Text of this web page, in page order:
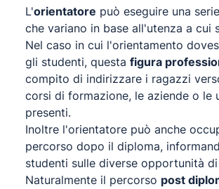
L'orientatore può eseguire una
che variano in base all'utenza a cui
Nel caso in cui l'orientamento
gli studenti, questa figura
compito di indirizzare i ragazzi
corsi di formazione, le aziende o le
presenti.
Inoltre l'orientatore può anche
percorso dopo il diploma,
studenti sulle diverse opportunità
Naturalmente il percorso post